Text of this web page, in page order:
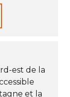
est de la
et la